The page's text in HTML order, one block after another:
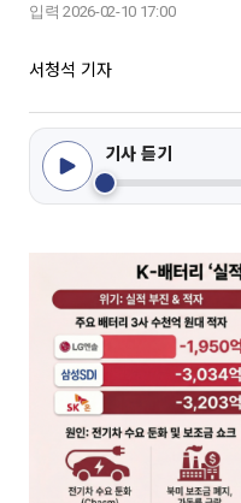
입력 2026-02-10 17:00
서청석 기자
기사 듣기